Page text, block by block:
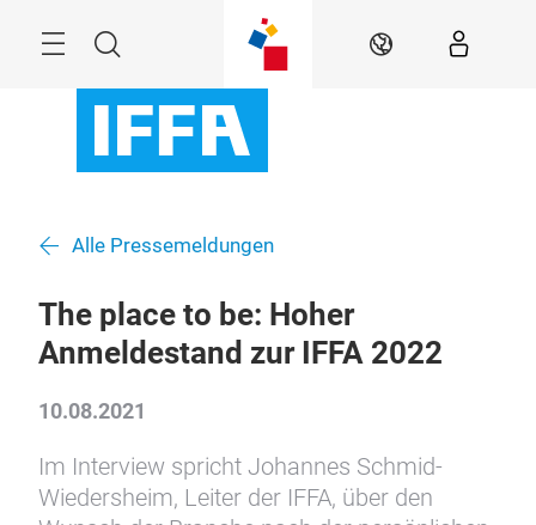
Suche DE
Alle Pressemeldungen
The place to be: Hoher
Anmeldestand zur IFFA 2022
10.08.2021
Im Interview spricht Johannes Schmid-
Wiedersheim, Leiter der IFFA, über den